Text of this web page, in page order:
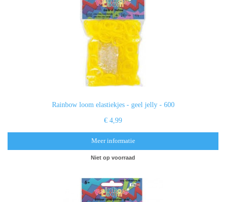
Rainbow loom elastiekjes - geel jelly - 600
€ 4,99
Meer informatie
Niet op voorraad